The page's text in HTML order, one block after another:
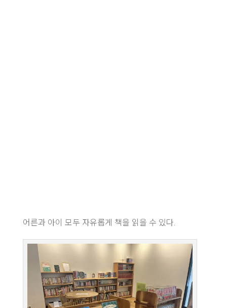
어른과 아이 모두 자유롭게 책을 읽을 수 있다.